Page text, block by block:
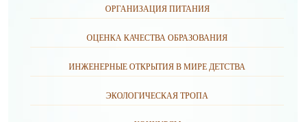
ОРГАНИЗАЦИЯ ПИТАНИЯ
ОЦЕНКА КАЧЕСТВА ОБРАЗОВАНИЯ
ИНЖЕНЕРНЫЕ ОТКРЫТИЯ В МИРЕ ДЕТСТВА
ЭКОЛОГИЧЕСКАЯ ТРОПА